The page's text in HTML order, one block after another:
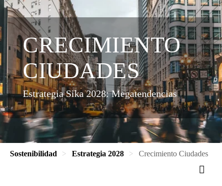
CRECIMIENTO
CIUDADES
Estrategia Sika 2028: Megatendencias
Sostenibilidad Estrategia 2028 Crecimiento Ciudades